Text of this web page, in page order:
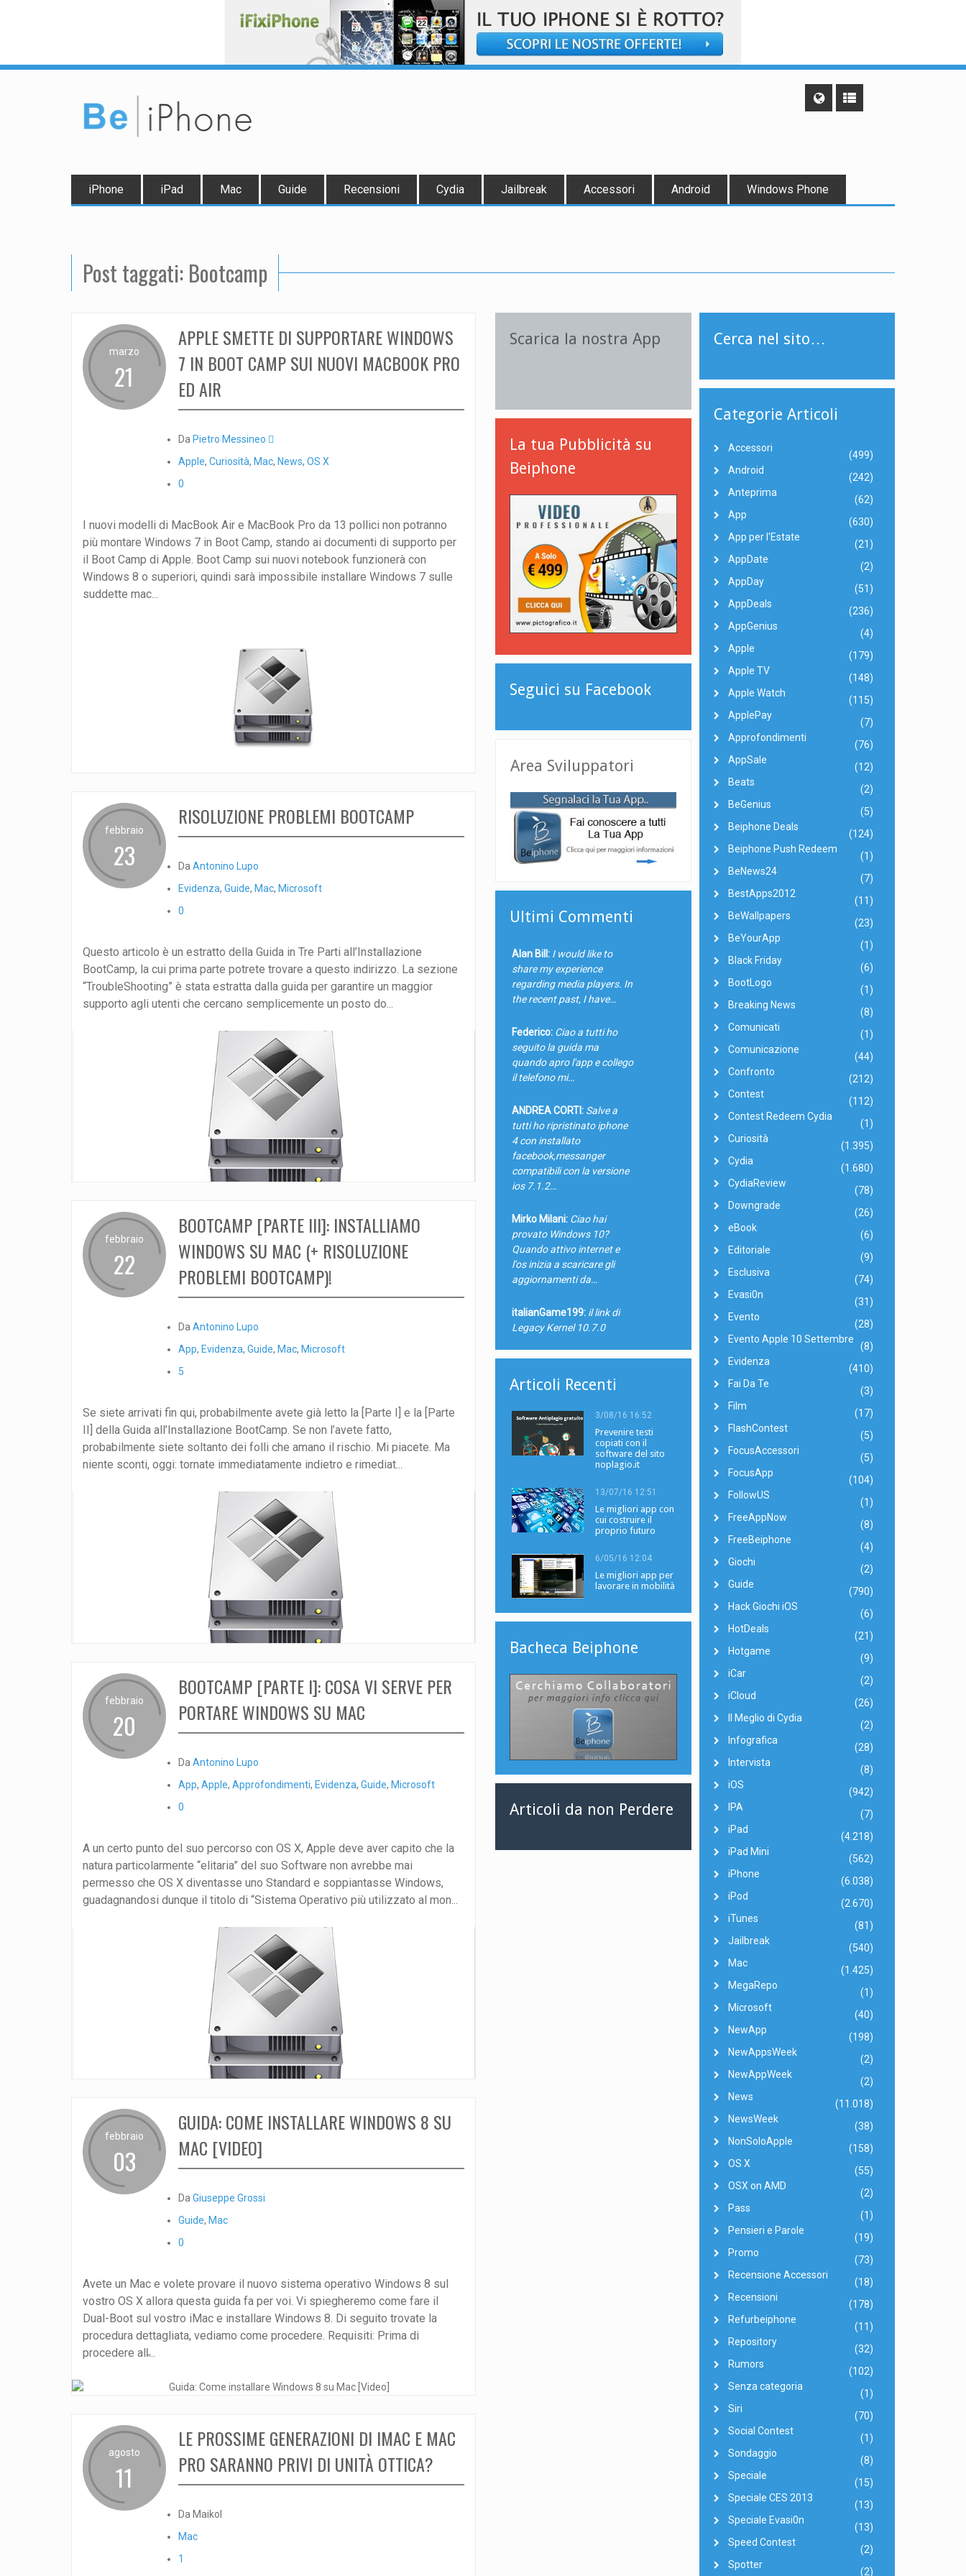
iPhone iPad Mac Guide Recensioni Cydia Jailbreak Accessori Android Windows Phone
Post taggati: Bootcamp
marzo
21
APPLE SMETTE DI SUPPORTARE WINDOWS
7 IN BOOT CAMP SUI NUOVI MACBOOK PRO
ED AIR
Da Pietro Messineo 
Apple, Curiosità, Mac, News, OS X
0
I nuovi modelli di MacBook Air e MacBook Pro da 13 pollici non potranno
più montare Windows 7 in Boot Camp, stando ai documenti di supporto per
il Boot Camp di Apple. Boot Camp sui nuovi notebook funzionerà con
Windows 8 o superiori, quindi sarà impossibile installare Windows 7 sulle
suddette mac...
febbraio
23
RISOLUZIONE PROBLEMI BOOTCAMP
Da Antonino Lupo
Evidenza, Guide, Mac, Microsoft
0
Questo articolo è un estratto della Guida in Tre Parti all’Installazione
BootCamp, la cui prima parte potrete trovare a questo indirizzo. La sezione
“TroubleShooting” è stata estratta dalla guida per garantire un maggior
supporto agli utenti che cercano semplicemente un posto do...
febbraio
22
BOOTCAMP [PARTE III]: INSTALLIAMO
WINDOWS SU MAC (+ RISOLUZIONE
PROBLEMI BOOTCAMP)!
DaAntonino Lupo
App, Evidenza, Guide, Mac, Microsoft
5
Se siete arrivati fin qui, probabilmente avete già letto la [Parte I] e la [Parte
II] della Guida all’Installazione BootCamp. Se non l’avete fatto,
probabilmente siete soltanto dei folli che amano il rischio. Mi piacete. Ma
niente sconti, oggi: tornate immediatamente indietro e rimediat...
febbraio
20
BOOTCAMP [PARTE I]: COSA VI SERVE PER
PORTARE WINDOWS SU MAC
DaAntonino Lupo
App, Apple, Approfondimenti, Evidenza, Guide, Microsoft
0
A un certo punto del suo percorso con OS X, Apple deve aver capito che la
natura particolarmente “elitaria” del suo Software non avrebbe mai
permesso che OS X diventasse uno Standard e soppiantasse Windows,
guadagnandosi dunque il titolo di “Sistema Operativo più utilizzato al mon...
febbraio
03
GUIDA: COME INSTALLARE WINDOWS 8 SU
MAC [VIDEO]
Da Giuseppe Grossi
Guide, Mac
0
Avete un Mac e volete provare il nuovo sistema operativo Windows 8 sul
vostro OS X allora questa guida fa per voi. Vi spiegheremo come fare il
Dual-Boot sul vostro iMac e installare Windows 8. Di seguito trovate la
procedura dettagliata, vediamo come procedere. Requisiti: Prima di
procedere all̵...
agosto
11
LE PROSSIME GENERAZIONI DI IMAC E MAC
PRO SARANNO PRIVI DI UNITÀ OTTICA?
Da Maikol
Mac
1
Scarica la nostra App
La tua Pubblicità su
Beiphone
Seguici su Facebook
Area Sviluppatori
Ultimi Commenti
Alan Bill: I would like to
share my experience
regarding media players. In
the recent past, I have…
Federico: Ciao a tutti ho
seguito la guida ma
quando apro l'app e collego
il telefono mi…
ANDREA CORTI: Salve a
tutti ho ripristinato iphone
4 con installato
facebook,messanger
compatibili con la versione
ios 7.1.2…
Mirko Milani: Ciao hai
provato Windows 10?
Quando attivo internet e
l'os inizia a scaricare gli
aggiornamenti da…
italianGame199: il link di
Legacy Kernel 10.7.0
Articoli Recenti
3/08/16 16:52
Prevenire testi
copiati con il
software del sito
noplagio.it
13/07/16 12:51
Le migliori app con
cui costruire il
proprio futuro
6/05/16 12:04
Le migliori app per
lavorare in mobilità
Bacheca Beiphone
Articoli da non Perdere
Cerca nel sito…
Categorie Articoli
Accessori
(499)
Android
(242)
Anteprima
(62)
App
(630)
App per l'Estate
(21)
AppDate
(2)
AppDay
(51)
AppDeals
(236)
AppGenius
(4)
Apple
(179)
Apple TV
(148)
Apple Watch
(115)
ApplePay
(7)
Approfondimenti
(76)
AppSale
(12)
Beats
(2)
BeGenius
(5)
Beiphone Deals
(124)
Beiphone Push Redeem
(1)
BeNews24
(7)
BestApps2012
(11)
BeWallpapers
(23)
BeYourApp
(1)
Black Friday
(6)
BootLogo
(1)
Breaking News
(8)
Comunicati
(1)
Comunicazione
(44)
Confronto
(212)
Contest
(112)
Contest Redeem Cydia
(1)
Curiosità
(1.395)
Cydia
(1.680)
CydiaReview
(78)
Downgrade
(26)
eBook
(6)
Editoriale
(9)
Esclusiva
(74)
Evasi0n
(31)
Evento
(28)
Evento Apple 10 Settembre
(8)
Evidenza
(410)
Fai Da Te
(3)
Film
(17)
FlashContest
(5)
FocusAccessori
(5)
FocusApp
(104)
FollowUS
(1)
FreeAppNow
(8)
FreeBeiphone
(4)
Giochi
(2)
Guide
(790)
Hack Giochi iOS
(6)
HotDeals
(21)
Hotgame
(9)
iCar
(2)
iCloud
(26)
Il Meglio di Cydia
(2)
Infografica
(28)
Intervista
(8)
iOS
(942)
IPA
(7)
iPad
(4.218)
iPad Mini
(562)
iPhone
(6.038)
iPod
(2.670)
iTunes
(81)
Jailbreak
(540)
Mac
(1.425)
MegaRepo
(1)
Microsoft
(40)
NewApp
(198)
NewAppsWeek
(2)
NewAppWeek
(2)
News
(11.018)
NewsWeek
(38)
NonSoloApple
(158)
OS X
(55)
OSX on AMD
(2)
Pass
(1)
Pensieri e Parole
(19)
Promo
(73)
Recensione Accessori
(18)
Recensioni
(178)
Refurbeiphone
(11)
Repository
(32)
Rumors
(102)
Senza categoria
(1)
Siri
(70)
Social Contest
(1)
Sondaggio
(8)
Speciale
(15)
Speciale CES 2013
(13)
Speciale Evasi0n
(13)
Speed Contest
(2)
Spotter
(2)